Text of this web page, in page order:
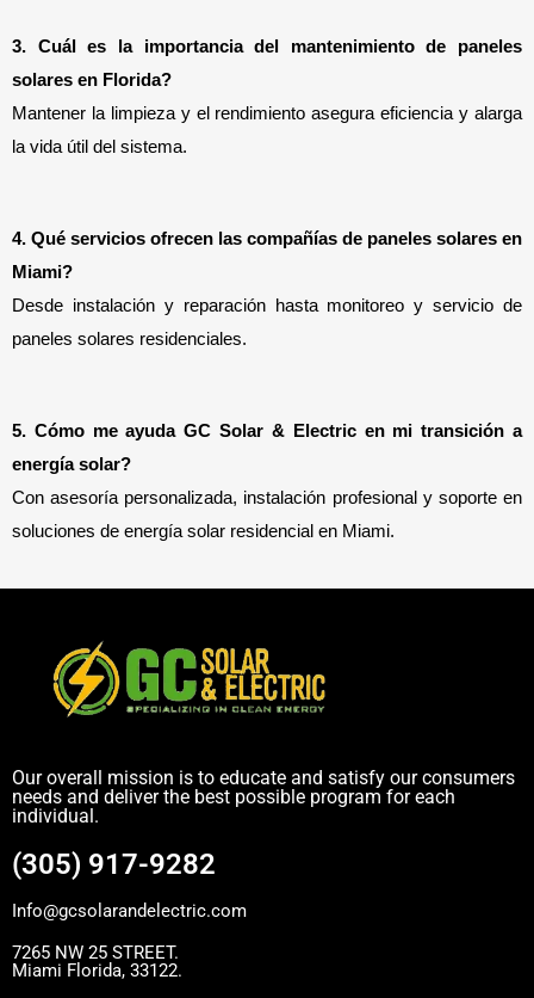
3. Cuál es la importancia del mantenimiento de paneles
solares en Florida?
Mantener la limpieza y el rendimiento asegura eficiencia y alarga
la vida útil del sistema.
4. Qué servicios ofrecen las compañías de paneles solares en
Miami?
Desde instalación y reparación hasta monitoreo y servicio de
paneles solares residenciales.
5. Cómo me ayuda GC Solar & Electric en mi transición a
energía solar?
Con asesoría personalizada, instalación profesional y soporte en
soluciones de energía solar residencial en Miami.
Our overall mission is to educate and satisfy our consumers
needs and deliver the best possible program for each
individual.
(305) 917-9282
Info@gcsolarandelectric.com
7265 NW 25 STREET.
Miami Florida, 33122.